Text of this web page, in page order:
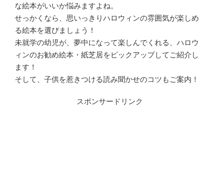
な絵本がいいか悩みますよね。
せっかくなら、思いっきりハロウィンの雰囲気が楽しめ
る絵本を選びましょう！
未就学の幼児が、夢中になって楽しんでくれる、ハロウ
ィンのお勧め絵本・紙芝居をピックアップしてご紹介し
ます！
そして、子供を惹きつける読み聞かせのコツもご案内！
スポンサードリンク